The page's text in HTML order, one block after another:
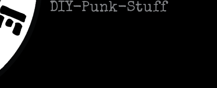
DIY-Punk-Stuff